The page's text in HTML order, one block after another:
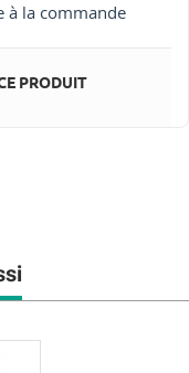
à la commande
PRODUIT